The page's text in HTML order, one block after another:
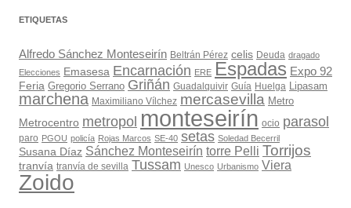
ETIQUETAS
Alfredo Sánchez Monteseirín Beltrán Pérez celis Deuda dragado
Elecciones Emasesa Encarnación ERE Espadas Expo 92
Feria Gregorio Serrano Griñán Guadalquivir Guía Huelga Lipasam
marchena Maximiliano Vílchez mercasevilla Metro
Metrocentro metropol monteseirín ocio parasol
paro PGOU policía Rojas Marcos SE-40 setas Soledad Becerril
Susana Díaz Sánchez Monteseirín torre Pelli Torrijos
tranvía tranvía de sevilla Tussam Unesco Urbanismo Viera
Zoido